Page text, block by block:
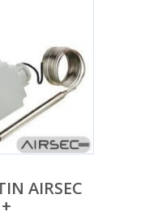
AIRSEC